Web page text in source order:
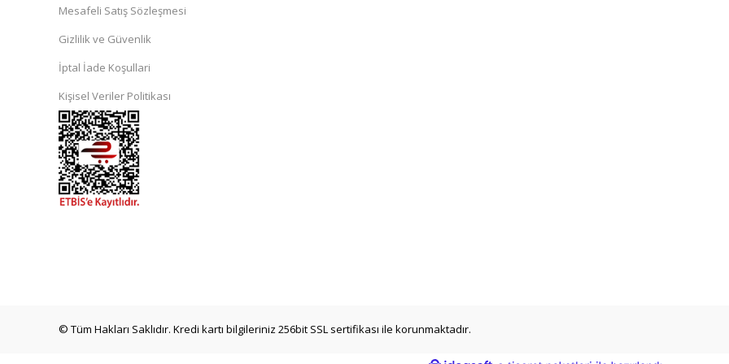
Mesafeli Satış Sözleşmesi
Gizlilik ve Güvenlik
İptal İade Koşullari
Kişisel Veriler Politikası
© Tüm Hakları Saklıdır. Kredi kartı bilgileriniz 256bit SSL sertifikası ile korunmaktadır.